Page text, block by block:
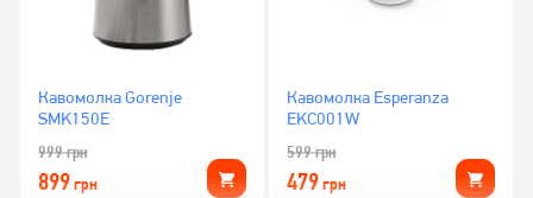
Кавомолка Gorenje
SMK150E
999грн
899грн
Кавомолка Esperanza
EKC001W
599грн
479грн